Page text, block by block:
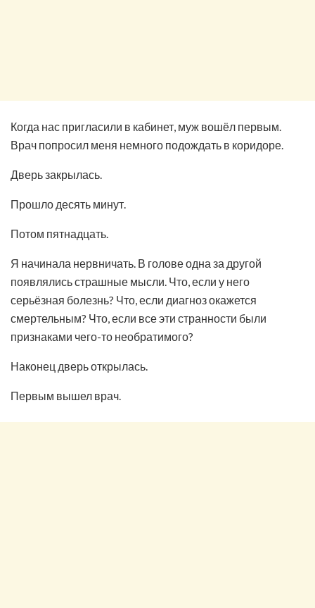
Когда нас пригласили в кабинет, муж вошёл первым.
Врач попросил меня немного подождать в коридоре.
Дверь закрылась.
Прошло десять минут.
Потом пятнадцать.
Я начинала нервничать. В голове одна за другой
появлялись страшные мысли. Что, если у него
серьёзная болезнь? Что, если диагноз окажется
смертельным? Что, если все эти странности были
признаками чего-то необратимого?
Наконец дверь открылась.
Первым вышел врач.